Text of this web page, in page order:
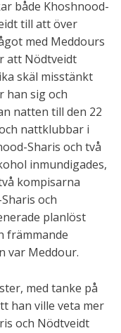
både Khoshnood-
till att över
med Meddours
att Nödtveidt
skäl misstänkt
han sig och
natten till den 22
nattklubbar i
Sharis och två
inmundigades,
kompisarna
och
planlöst
främmande
var Meddour.
med tanke på
han ville veta mer
och Nödtveidt